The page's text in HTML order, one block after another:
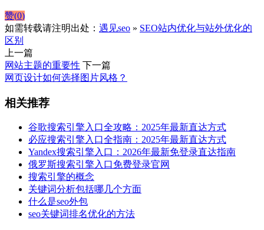
赞(0)
如需转载请注明出处： 遇见seo » SEO站内优化与站外优化的
区别
上一篇
网站主题的重要性 下一篇
网页设计如何选择图片风格？
相关推荐
谷歌搜索引擎入口全攻略：2025年最新直达方式
必应搜索引擎入口全指南：2025年最新直达方式
Yandex搜索引擎入口：2026年最新免登录直达指南
俄罗斯搜索引擎入口免费登录官网
搜索引擎的概念
关键词分析包括哪几个方面
什么是seo外包
seo关键词排名优化的方法